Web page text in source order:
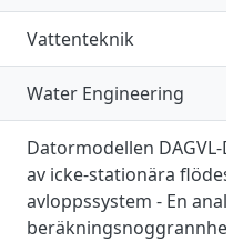
Vattenteknik
Water Engineering
Datormodellen DAGVL-
av icke-stationära
avloppssystem - En
beräkningsnoggrannhet